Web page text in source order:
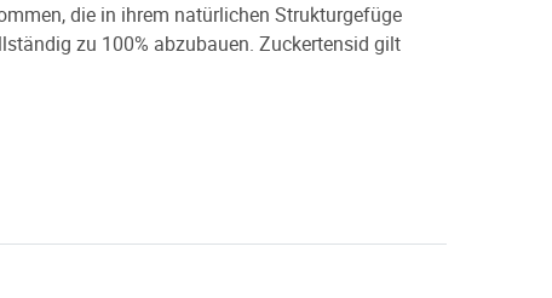
die in ihrem natürlichen Strukturgefüge
zu 100% abzubauen. Zuckertensid gilt